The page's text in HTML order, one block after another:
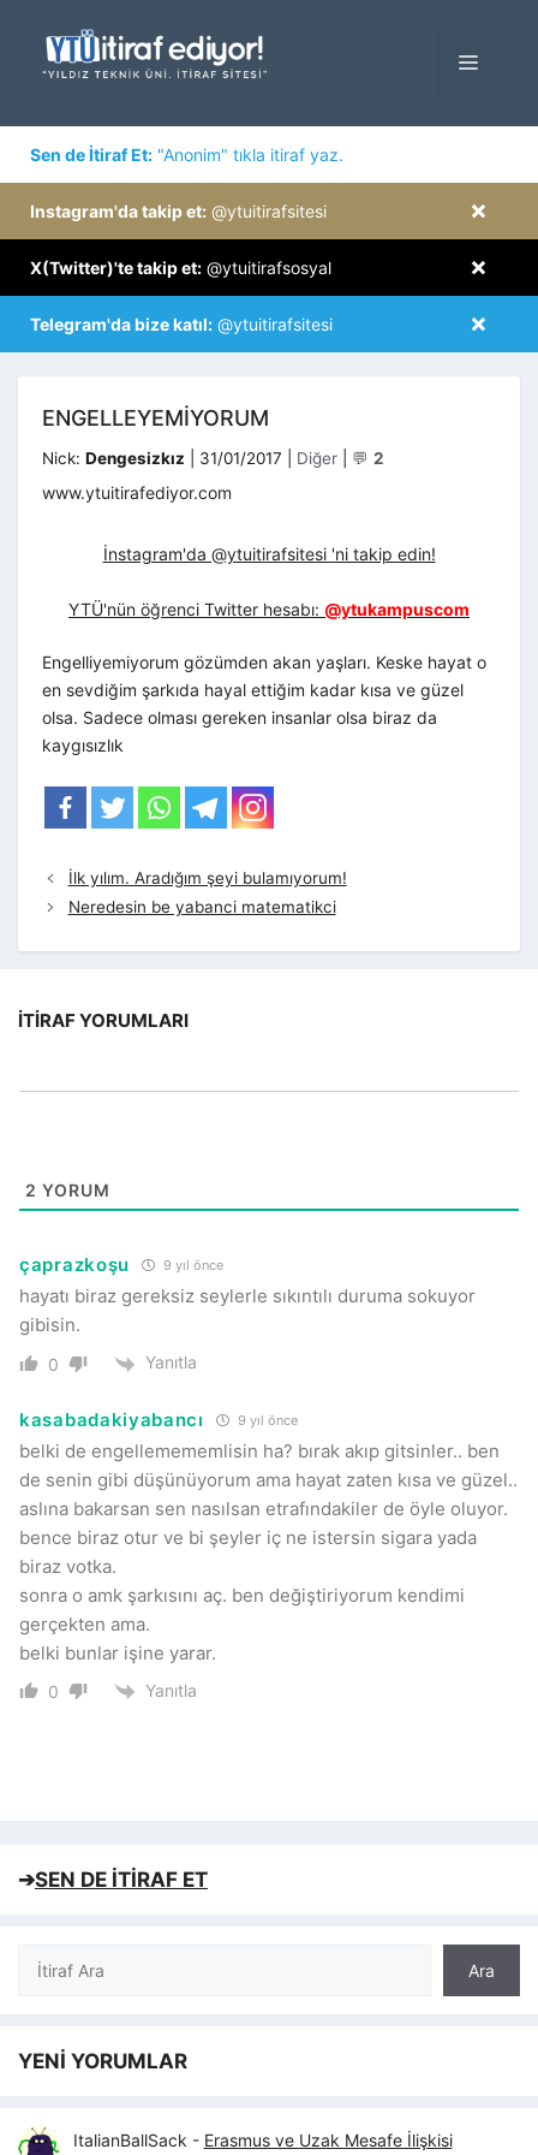
MENÜ
Sen de İtiraf Et: "Anonim" tıkla itiraf yaz.
×
Instagram'da takip et: @ytuitirafsitesi
×
X(Twitter)'te takip et: @ytuitirafsosyal
×
Telegram'da bize katıl: @ytuitirafsitesi
ENGELLEYEMIYORUM
Nick: Dengesizkız 31/01/2017 Kategoriler
Diğer 💬 2
www.ytuitirafediyor.com
İnstagram'da @ytuitirafsitesi 'ni takip edin!
YTÜ'nün öğrenci Twitter hesabı: @ytukampuscom
Engelliyemiyorum gözümden akan yaşları. Keske hayat o
en sevdiğim şarkıda hayal ettiğim kadar kısa ve güzel
olsa. Sadece olması gereken insanlar olsa biraz da
kaygısızlık
İlk yılım. Aradığım şeyi bulamıyorum!
Neredesin be yabanci matematikci
İTIRAF YORUMLARI
2 YORUM
çaprazkoşu 9 yıl önce
hayatı biraz gereksiz seylerle sıkıntılı duruma sokuyor
gibisin.
0 Yanıtla
kasabadakiyabancı 9 yıl önce
belki de engellemememlisin ha? bırak akıp gitsinler.. ben
de senin gibi düşünüyorum ama hayat zaten kısa ve güzel..
aslına bakarsan sen nasılsan etrafındakiler de öyle oluyor.
bence biraz otur ve bi şeyler iç ne istersin sigara yada
biraz votka.
sonra o amk şarkısını aç. ben değiştiriyorum kendimi
gerçekten ama.
belki bunlar işine yarar.
0 Yanıtla
➔SEN DE İTİRAF ET
Ara
Ara
YENİ YORUMLAR
ItalianBallSack - Erasmus ve Uzak Mesafe İlişkisi